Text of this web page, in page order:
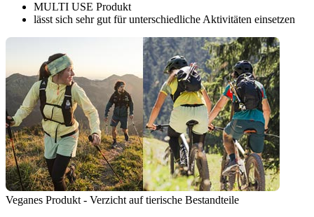
MULTI USE Produkt
lässt sich sehr gut für unterschiedliche Aktivitäten einsetzen
Veganes Produkt - Verzicht auf tierische Bestandteile